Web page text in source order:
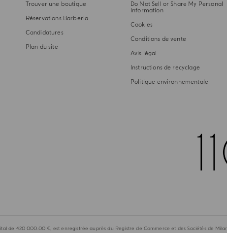
Trouver une boutique
Réservations Barberia
Candidatures
Plan du site
Do Not Sell or Share My Personal
Information
Cookies
Conditions de vente
Avis légal
Instructions de recyclage
Politique environnementale
de 420 000.00 €, est enregistrée auprès du Registre de Commerce et des Sociétés de